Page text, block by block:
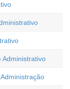
Administrativo